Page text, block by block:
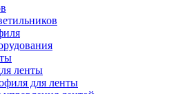
ленты
для ленты